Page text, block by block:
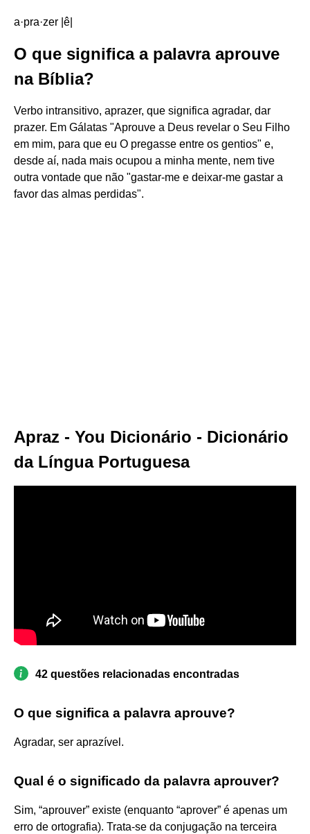
a·pra·zer |ê|
O que significa a palavra aprouve
na Bíblia?
Verbo intransitivo, aprazer, que significa agradar, dar
prazer. Em Gálatas "Aprouve a Deus revelar o Seu Filho
em mim, para que eu O pregasse entre os gentios" e,
desde aí, nada mais ocupou a minha mente, nem tive
outra vontade que não "gastar-me e deixar-me gastar a
favor das almas perdidas".
Apraz - You Dicionário - Dicionário
da Língua Portuguesa
42 questões relacionadas encontradas
O que significa a palavra aprouve?
Agradar, ser aprazível.
Qual é o significado da palavra aprouver?
Sim, “aprouver” existe (enquanto “aprover” é apenas um
erro de ortografia). Trata-se da conjugação na terceira